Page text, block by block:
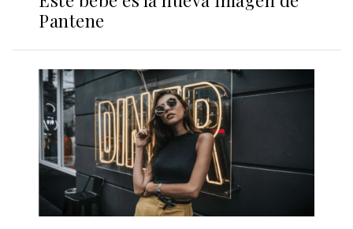
Pantene